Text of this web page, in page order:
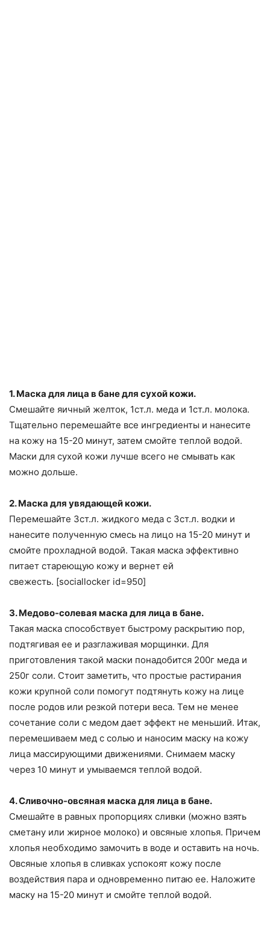
1. Маска для лица в бане для сухой кожи.
Смешайте яичный желток, 1ст.л. меда и 1ст.л. молока.
Тщательно перемешайте все ингредиенты и нанесите
на кожу на 15-20 минут, затем смойте теплой водой.
Маски для сухой кожи лучше всего не смывать как
можно дольше.
2. Маска для увядающей кожи.
Перемешайте 3ст.л. жидкого меда с 3ст.л. водки и
нанесите полученную смесь на лицо на 15-20 минут и
смойте прохладной водой. Такая маска эффективно
питает стареющую кожу и вернет ей
свежесть. [sociallocker id=950]
3. Медово-солевая маска для лица в бане.
Такая маска способствует быстрому раскрытию пор,
подтягивая ее и разглаживая морщинки. Для
приготовления такой маски понадобится 200г меда и
250г соли. Стоит заметить, что простые растирания
кожи крупной соли помогут подтянуть кожу на лице
после родов или резкой потери веса. Тем не менее
сочетание соли с медом дает эффект не меньший. Итак,
перемешиваем мед с солью и наносим маску на кожу
лица массирующими движениями. Снимаем маску
через 10 минут и умываемся теплой водой.
4. Сливочно-овсяная маска для лица в бане.
Смешайте в равных пропорциях сливки (можно взять
сметану или жирное молоко) и овсяные хлопья. Причем
хлопья необходимо замочить в воде и оставить на ночь.
Овсяные хлопья в сливках успокоят кожу после
воздействия пара и одновременно питаю ее. Наложите
маску на 15-20 минут и смойте теплой водой.